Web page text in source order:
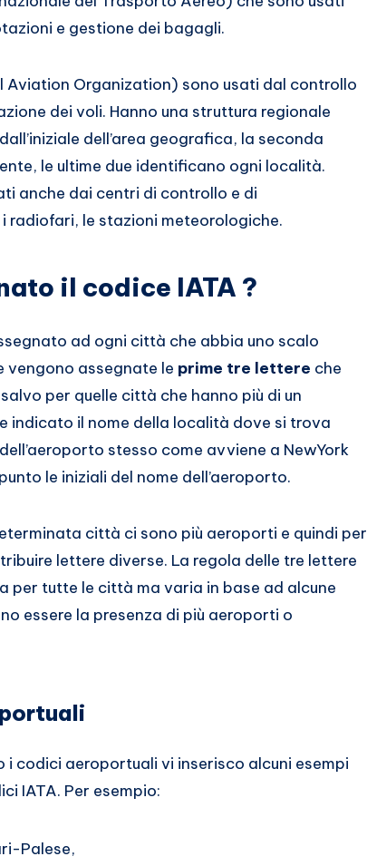
e gestione dei bagagli.
Aviation Organization) sono usati dal controllo
dei voli. Hanno una struttura regionale
dell’area geografica, la seconda
le ultime due identificano ogni località.
anche dai centri di controllo e di
radiofari, le stazioni meteorologiche.
il codice IATA ?
ad ogni città che abbia uno scalo
assegnate le prime tre lettere che
per quelle città che hanno più di un
indicato il nome della località dove si trova
stesso come avviene a NewYork
le iniziali del nome dell’aeroporto.
città ci sono più aeroporti e quindi per
lettere diverse. La regola delle tre lettere
per tutte le città ma varia in base ad alcune
essere la presenza di più aeroporti o
codici aeroportuali vi inserisco alcuni esempi
IATA. Per esempio:
Palese,